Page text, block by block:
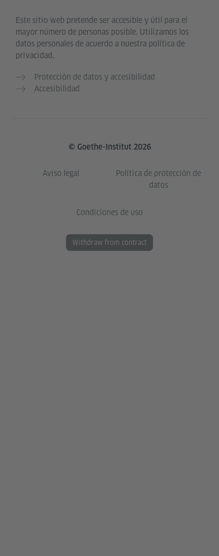
Este sitio web pretende ser accesible y útil para el
mayor número de personas posible. Utilizamos los
datos personales de acuerdo a nuestra política de
privacidad.
Protección de datos y accesibilidad
Accesibilidad
© Goethe-Institut 2026
Aviso legal
Política de protección de
datos
Condiciones de uso
Withdraw from contract